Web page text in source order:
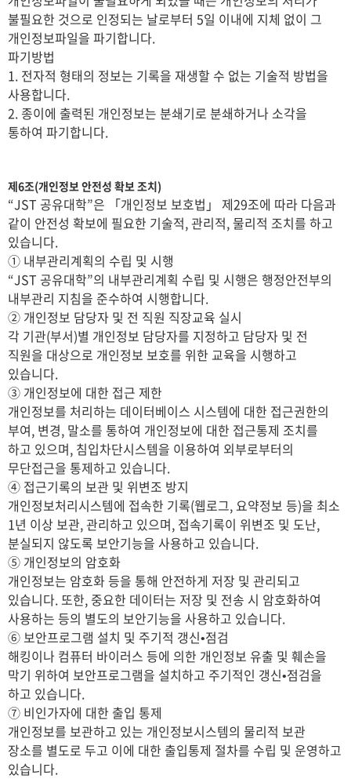
불필요한 것으로 인정되는 날로부터 5일 이내에 지체 없이 그
개인정보파일을 파기합니다.
파기방법
1. 전자적 형태의 정보는 기록을 재생할 수 없는 기술적 방법을
사용합니다.
2. 종이에 출력된 개인정보는 분쇄기로 분쇄하거나 소각을
통하여 파기합니다.
제6조(개인정보 안전성 확보 조치)
“JST 공유대학”은 「개인정보 보호법」 제29조에 따라 다음과
같이 안전성 확보에 필요한 기술적, 관리적, 물리적 조치를 하고
있습니다.
① 내부관리계획의 수립 및 시행
“JST 공유대학”의 내부관리계획 수립 및 시행은 행정안전부의
내부관리 지침을 준수하여 시행합니다.
② 개인정보 담당자 및 전 직원 직장교육 실시
각 기관(부서)별 개인정보 담당자를 지정하고 담당자 및 전
직원을 대상으로 개인정보 보호를 위한 교육을 시행하고
있습니다.
③ 개인정보에 대한 접근 제한
개인정보를 처리하는 데이터베이스 시스템에 대한 접근권한의
부여, 변경, 말소를 통하여 개인정보에 대한 접근통제 조치를
하고 있으며, 침입차단시스템을 이용하여 외부로부터의
무단접근을 통제하고 있습니다.
④ 접근기록의 보관 및 위변조 방지
개인정보처리시스템에 접속한 기록(웹로그, 요약정보 등)을 최소
1년 이상 보관, 관리하고 있으며, 접속기록이 위변조 및 도난,
분실되지 않도록 보안기능을 사용하고 있습니다.
⑤ 개인정보의 암호화
개인정보는 암호화 등을 통해 안전하게 저장 및 관리되고
있습니다. 또한, 중요한 데이터는 저장 및 전송 시 암호화하여
사용하는 등의 별도의 보안기능을 사용하고 있습니다.
⑥ 보안프로그램 설치 및 주기적 갱신•점검
해킹이나 컴퓨터 바이러스 등에 의한 개인정보 유출 및 훼손을
막기 위하여 보안프로그램을 설치하고 주기적인 갱신•점검을
하고 있습니다.
⑦ 비인가자에 대한 출입 통제
개인정보를 보관하고 있는 개인정보시스템의 물리적 보관
장소를 별도로 두고 이에 대한 출입통제 절차를 수립 및 운영하고
있습니다.